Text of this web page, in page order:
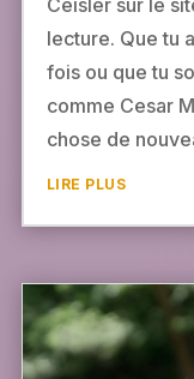
lecture. Que tu
fois ou que tu
comme Cesar
chose de
LIRE PLUS